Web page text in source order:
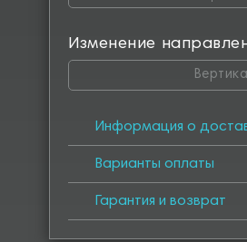
Изменение
Информация о
Варианты оплаты
Гарантия и возврат